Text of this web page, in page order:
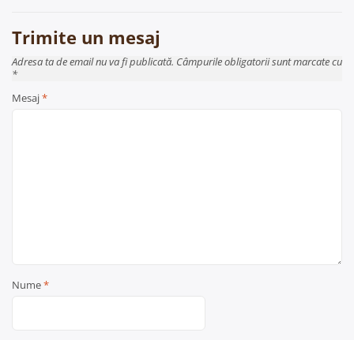
Trimite un mesaj
Adresa ta de email nu va fi publicată. Câmpurile obligatorii sunt marcate cu
*
Mesaj*
Nume*